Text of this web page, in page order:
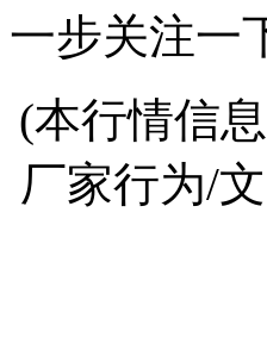
一步关注一
(本行情信
厂家行为/